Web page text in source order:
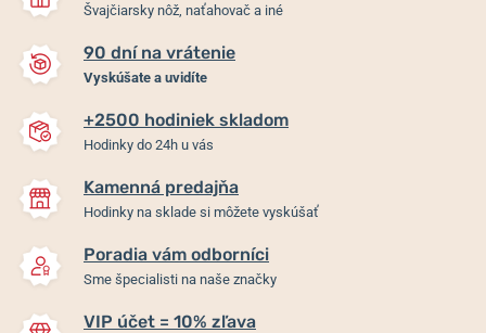
Švajčiarsky nôž, naťahovač a iné
90 dní na vrátenie
Vyskúšate a uvidíte
+2500 hodiniek skladom
Hodinky do 24h u vás
Kamenná predajňa
Hodinky na sklade si môžete vyskúšať
Poradia vám odborníci
Sme špecialisti na naše značky
VIP účet = 10% zľava